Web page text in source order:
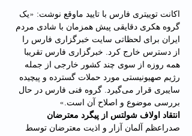
اکانت توییتری فارس با تایید ماوقع نوشت: «یک
گروه هکری دقایقی پیش همزمان با شادی مردم
ایران برای لحظاتی سایت خبرگزاری فارس را
از دسترس خارج کرد. خبرگزاری فارس تقریبا
همه روزه از سوی چند کشور خارجی از جمله
رژیم صهیونیستی مورد حملات گسترده و پیچیده
سایبری قرار می‌گیرد. گروه فنی فارس در حال
بررسی موضوع و اصلاح آن است.»
انتقاد اولاف شولتس از پیگرد معترضان
صدراعظم آلمان آزار و اذیت معترضان توسط